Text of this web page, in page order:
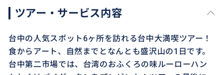
ツアー・サービス内容
台中の人気スポット6ヶ所を訪れる台中大満喫ツアー！
食からアート、自然までとなんとも盛沢山の1日です。
台中第二市場では、台湾のおふくろの味ルーローハン